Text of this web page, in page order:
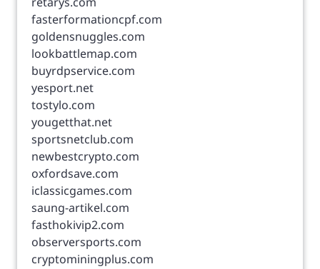
fasterformationcpf.com
goldensnuggles.com
lookbattlemap.com
buyrdpservice.com
yesport.net
tostylo.com
yougetthat.net
sportsnetclub.com
newbestcrypto.com
oxfordsave.com
iclassicgames.com
saung-artikel.com
fasthokivip2.com
observersports.com
cryptominingplus.com